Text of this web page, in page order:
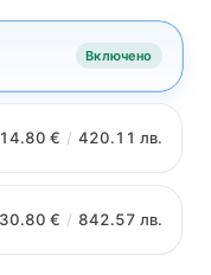
Включено
€ / 420.11 лв.
€ / 842.57 лв.